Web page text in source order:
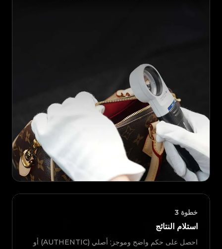
خطوة 3
استلام النتائج
احصل على حكم واضح وموجز: أصلي (AUTHENTIC) أو